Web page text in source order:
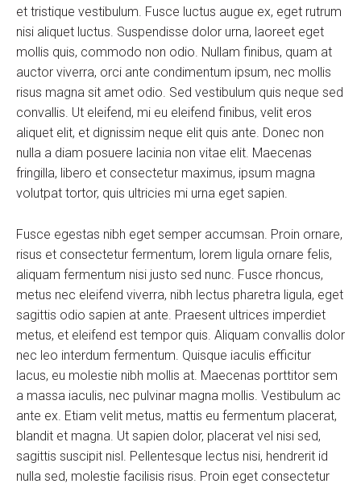
et tristique vestibulum. Fusce luctus augue ex, eget rutrum
nisi aliquet luctus. Suspendisse dolor urna, laoreet eget
mollis quis, commodo non odio. Nullam finibus, quam at
auctor viverra, orci ante condimentum ipsum, nec mollis
risus magna sit amet odio. Sed vestibulum quis neque sed
convallis. Ut eleifend, mi eu eleifend finibus, velit eros
aliquet elit, et dignissim neque elit quis ante. Donec non
nulla a diam posuere lacinia non vitae elit. Maecenas
fringilla, libero et consectetur maximus, ipsum magna
volutpat tortor, quis ultricies mi urna eget sapien.
Fusce egestas nibh eget semper accumsan. Proin ornare,
risus et consectetur fermentum, lorem ligula ornare felis,
aliquam fermentum nisi justo sed nunc. Fusce rhoncus,
metus nec eleifend viverra, nibh lectus pharetra ligula, eget
sagittis odio sapien at ante. Praesent ultrices imperdiet
metus, et eleifend est tempor quis. Aliquam convallis dolor
nec leo interdum fermentum. Quisque iaculis efficitur
lacus, eu molestie nibh mollis at. Maecenas porttitor sem
a massa iaculis, nec pulvinar magna mollis. Vestibulum ac
ante ex. Etiam velit metus, mattis eu fermentum placerat,
blandit et magna. Ut sapien dolor, placerat vel nisi sed,
sagittis suscipit nisl. Pellentesque lectus nisi, hendrerit id
nulla sed, molestie facilisis risus. Proin eget consectetur